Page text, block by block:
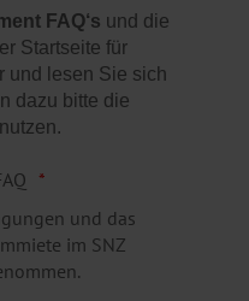
FAQ‘s und die
Startseite für
und lesen Sie sich
dazu bitte die
und das
im SNZ